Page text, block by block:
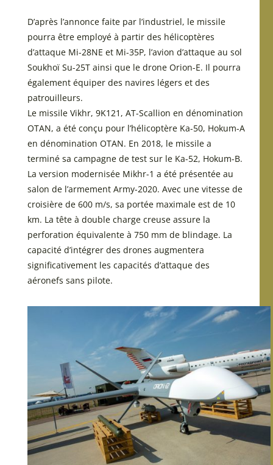
D’après l’annonce faite par l’industriel, le missile
pourra être employé à partir des hélicoptères
d’attaque Mi-28NE et Mi-35P, l’avion d’attaque au sol
Soukhoï Su-25T ainsi que le drone Orion-E. Il pourra
également équiper des navires légers et des
patrouilleurs.
Le missile Vikhr, 9K121, AT-Scallion en dénomination
OTAN, a été conçu pour l’hélicoptère Ka-50, Hokum-A
en dénomination OTAN. En 2018, le missile a
terminé sa campagne de test sur le Ka-52, Hokum-B.
La version modernisée Mikhr-1 a été présentée au
salon de l’armement Army-2020. Avec une vitesse de
croisière de 600 m/s, sa portée maximale est de 10
km. La tête à double charge creuse assure la
perforation équivalente à 750 mm de blindage. La
capacité d’intégrer des drones augmentera
significativement les capacités d’attaque des
aéronefs sans pilote.